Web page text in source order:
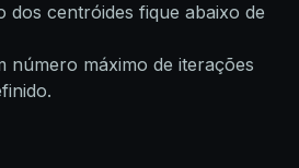
dos centróides fique abaixo de
número máximo de iterações